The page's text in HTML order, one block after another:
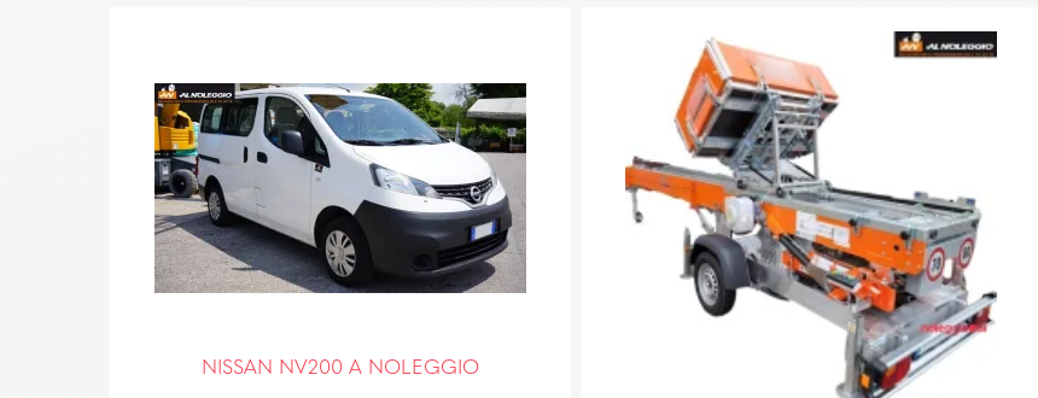
NISSAN NV200 A NOLEGGIO